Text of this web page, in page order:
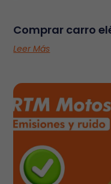
Comprar carro
Leer Más